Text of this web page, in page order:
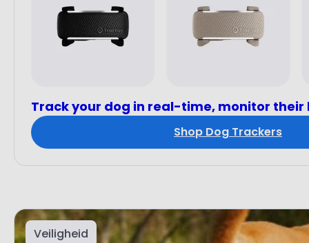
Track your dog in real-time, monitor their
Shop Dog Trackers
Veiligheid